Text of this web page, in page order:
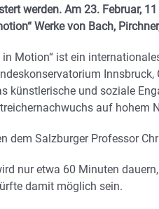
werden. Am 23. Februar,
Werke von Bach,
in Motion“ ist ein
Innsbruck,
künstlerische und soziale
auf hohem
dem Salzburger Professor
nur etwa 60 Minuten
damit möglich sein.